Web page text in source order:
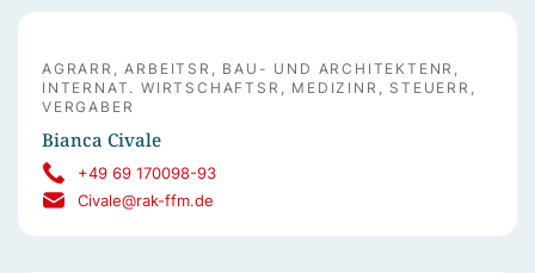
AGRARR, ARBEITSR, BAU- UND ARCHITEKTENR,
INTERNAT. WIRTSCHAFTSR, MEDIZINR, STEUERR,
VERGABER
Bianca Civale
+49 69 170098-93
Civale@rak-ffm.de